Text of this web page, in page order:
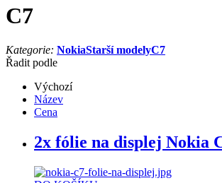
C7
Kategorie: NokiaStarší modelyC7
Řadit podle
Výchozí
Název
Cena
2x fólie na displej Nokia